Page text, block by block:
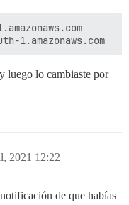
luego lo cambiaste por
2021 12:22
de que habías